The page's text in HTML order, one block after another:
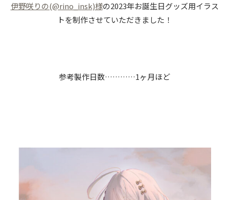
伊野咲りの(@rino_insk)様の2023年お誕生日グッズ用イラス
トを制作させていただきました！
参考製作日数…………1ヶ月ほど